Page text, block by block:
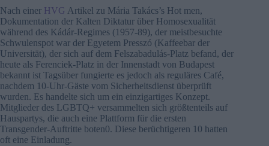
Nach einer HVG Artikel zu Mária Takács’s Hot men,
Dokumentation der Kalten Diktatur über Homosexualität
während des Kádár-Regimes (1957-89), der meistbesuchte
Schwulenspot war der Egyetem Presszó (Kaffeebar der
Universität), der sich auf dem Felszabadulás-Platz befand, der
heute als Ferenciek-Platz in der Innenstadt von Budapest
bekannt ist Tagsüber fungierte es jedoch als reguläres Café,
nachdem 10-Uhr-Gäste vom Sicherheitsdienst überprüft
wurden. Es handelte sich um ein einzigartiges Konzept.
Mitglieder des LGBTQ+ versammelten sich größtenteils auf
Hauspartys, die auch eine Plattform für die ersten
Transgender-Auftritte boten0. Diese berüchtigeren 10 hatten
oft eine Einladung.